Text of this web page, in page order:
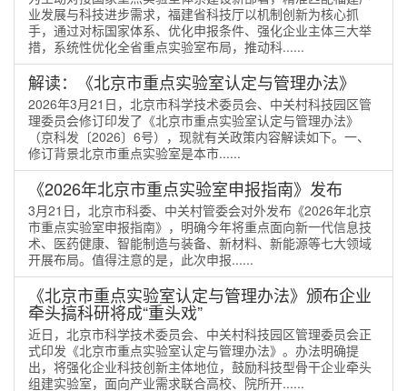
业发展与科技进步需求，福建省科技厅以机制创新为核心抓
手，通过对标国家体系、优化申报条件、强化企业主体三大举
措，系统性优化全省重点实验室布局，推动科......
解读：《北京市重点实验室认定与管理办法》
2026年3月21日，北京市科学技术委员会、中关村科技园区管
理委员会修订印发了《北京市重点实验室认定与管理办法》
（京科发〔2026〕6号），现就有关政策内容解读如下。一、
修订背景北京市重点实验室是本市......
《2026年北京市重点实验室申报指南》发布
3月21日，北京市科委、中关村管委会对外发布《2026年北京
市重点实验室申报指南》，明确今年将重点面向新一代信息技
术、医药健康、智能制造与装备、新材料、新能源等七大领域
开展布局。值得注意的是，此次申报......
《北京市重点实验室认定与管理办法》颁布企业
牵头搞科研将成“重头戏”
近日，北京市科学技术委员会、中关村科技园区管理委员会正
式印发《北京市重点实验室认定与管理办法》。办法明确提
出，将强化企业科技创新主体地位，鼓励科技型骨干企业牵头
组建实验室，面向产业需求联合高校、院所开......